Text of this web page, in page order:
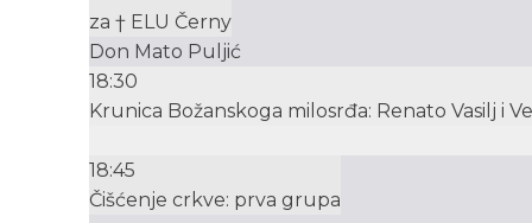
za † ELU Černy
Don Mato Puljić
18:30
Krunica Božanskoga milosrđa: Renato Vasilj i
18:45
Čišćenje crkve: prva grupa